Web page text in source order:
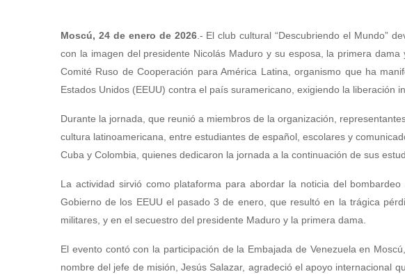
Moscú, 24 de enero de 2026.- El club cultural “Descubriendo el Mundo”
con la imagen del presidente Nicolás Maduro y su esposa, la primera
Comité Ruso de Cooperación para América Latina, organismo que ha
Estados Unidos (EEUU) contra el país suramericano, exigiendo la liberación
Durante la jornada, que reunió a miembros de la organización,
cultura latinoamericana, entre estudiantes de español, escolares y
Cuba y Colombia, quienes dedicaron la jornada a la continuación de sus
La actividad sirvió como plataforma para abordar la noticia del
Gobierno de los EEUU el pasado 3 de enero, que resultó en la trágica
militares, y en el secuestro del presidente Maduro y la primera dama.
El evento contó con la participación de la Embajada de Venezuela en
nombre del jefe de misión, Jesús Salazar, agradeció el apoyo internacional